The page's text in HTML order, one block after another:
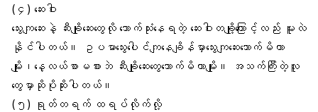
(၄) ဆေးဝါး
သွေးကျဆေးနဲ့ ဆီးချိုဆေးတွေလို သောက်သုံးနေရတဲ့ ဆေးဝါးတချို့ကြောင့်လည်း မူးလဲ
နိုင်ပါတယ်။ ဥပမာသွေးပေါင်ကျနေချိန်မှာသွေးကျဆေးသောက်မိတာ
မျိုး၊နေ့လယ်စာမစားဘဲ ဆီးချိုဆေးတွေသောက်မိတာမျိုး။ အသက်ကြီးတဲ့လူ
တွေမှာဆိုပိုဆိုးပါတယ်။
(၅) ရုတ်တရက် ထရပ်လိုက်လို့